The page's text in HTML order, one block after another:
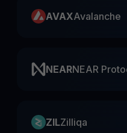
AVAXAvalanche
NEARNEAR
ZILZilliqa